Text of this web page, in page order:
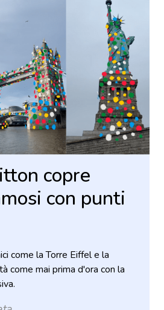
copre
con punti
come la Torre Eiffel e la
come mai prima d'ora con la